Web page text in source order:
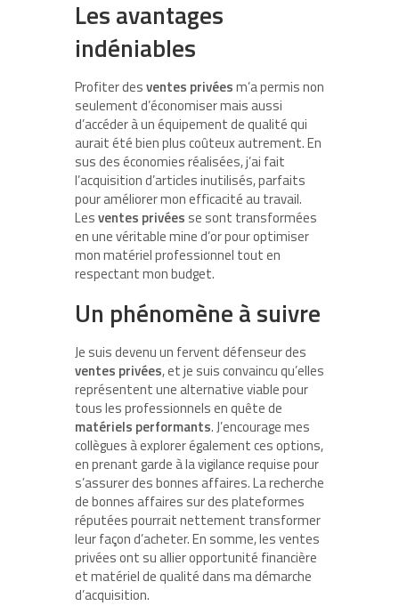
Les avantages
indéniables
Profiter desventes privéesm’a permis non
seulement d’économiser mais aussi
d’accéder à un équipement de qualité qui
aurait été bien plus coûteux autrement. En
sus des économies réalisées, j’ai fait
l’acquisition d’articles inutilisés, parfaits
pour améliorer mon efficacité au travail.
Lesventes privées se sont transformées
en une véritable mine d’or pour optimiser
mon matériel professionnel tout en
respectant mon budget.
Un phénomène à suivre
Je suis devenu un fervent défenseur des
ventes privées, et je suis convaincu qu’elles
représentent une alternative viable pour
tous les professionnels en quête de
matériels performants. J’encourage mes
collègues à explorer également ces options,
en prenant garde à la vigilance requise pour
s’assurer des bonnes affaires. La recherche
de bonnes affaires sur des plateformes
réputées pourrait nettement transformer
leur façon d’acheter. En somme, les ventes
privées ont su allier opportunité financière
et matériel de qualité dans ma démarche
d’acquisition.